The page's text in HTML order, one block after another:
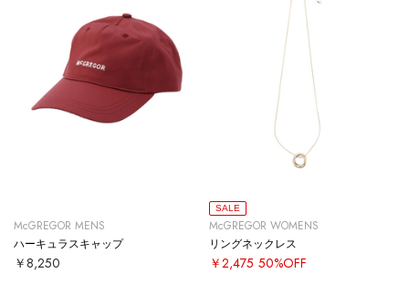
McGREGOR MENS
ハーキュラスキャップ
￥8,250
SALE
McGREGOR WOMENS
リングネックレス
￥2,475 50%OFF